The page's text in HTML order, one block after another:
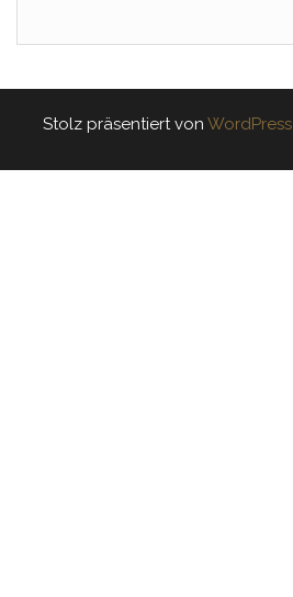
Stolz präsentiert von WordPress